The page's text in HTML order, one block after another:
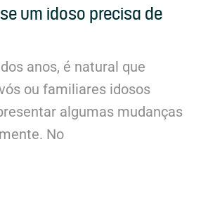
um idoso precisa de
anos, é natural que
ou familiares idosos
algumas mudanças
No